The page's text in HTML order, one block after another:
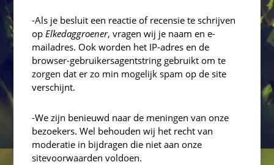
-Als je besluit een reactie of recensie te schrijven
opElkedaggroener, vragen wij je naam en e-
mailadres. Ook worden het IP-adres en de
browser-gebruikersagentstring gebruikt om te
zorgen dat er zo min mogelijk spam op de site
verschijnt.
-We zijn benieuwd naar de meningen van onze
bezoekers. Wel behouden wij het recht van
moderatie in bijdragen die niet aan onze
sitevoorwaarden voldoen.